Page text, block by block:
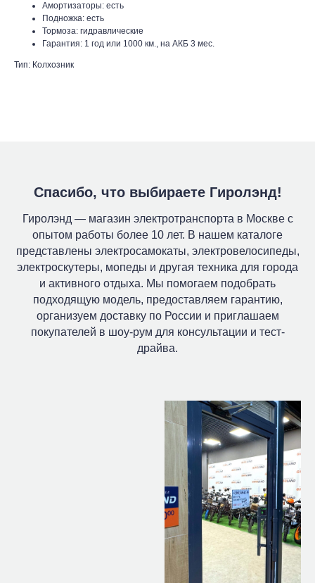
Амортизаторы: есть
Подножка: есть
Тормоза: гидравлические
Гарантия: 1 год или 1000 км., на АКБ 3 мес.
Тип: Колхозник
Спасибо, что выбираете Гиролэнд!
Гиролэнд — магазин электротранспорта в Москве с
опытом работы более 10 лет. В нашем каталоге
представлены электросамокаты, электровелосипеды,
электроскутеры, мопеды и другая техника для города
и активного отдыха. Мы помогаем подобрать
подходящую модель, предоставляем гарантию,
организуем доставку по России и приглашаем
покупателей в шоу-рум для консультации и тест-
драйва.